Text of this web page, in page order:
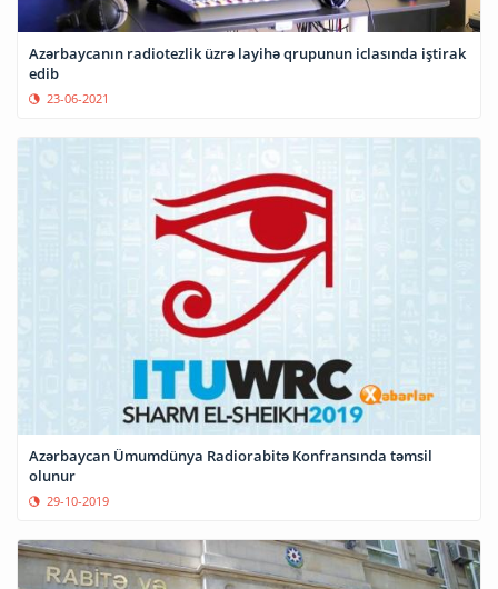
Azərbaycanın radiotezlik üzrə layihə qrupunun iclasında iştirak
edib
23-06-2021
Azərbaycan Ümumdünya Radiorabitə Konfransında təmsil
olunur
29-10-2019